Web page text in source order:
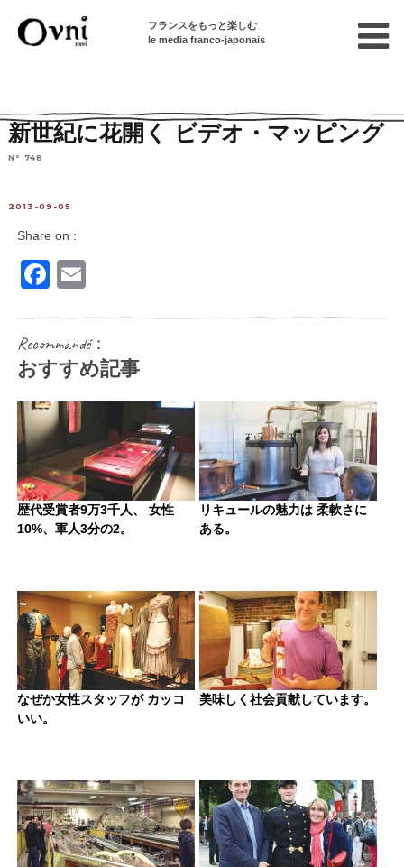
フランスをもっと楽しむ
le media franco-japonais
新世紀に花開く ビデオ・マッピング
N° 748
2013-09-05
Share on :
Facebook
Recommandé：
おすすめ記事
歴代受賞者9万3千人、 女性
10%、軍人3分の2。
リキュールの魅力は 柔軟さに
ある。
なぜか女性スタッフが カッコ
いい。
美味しく社会貢献しています。